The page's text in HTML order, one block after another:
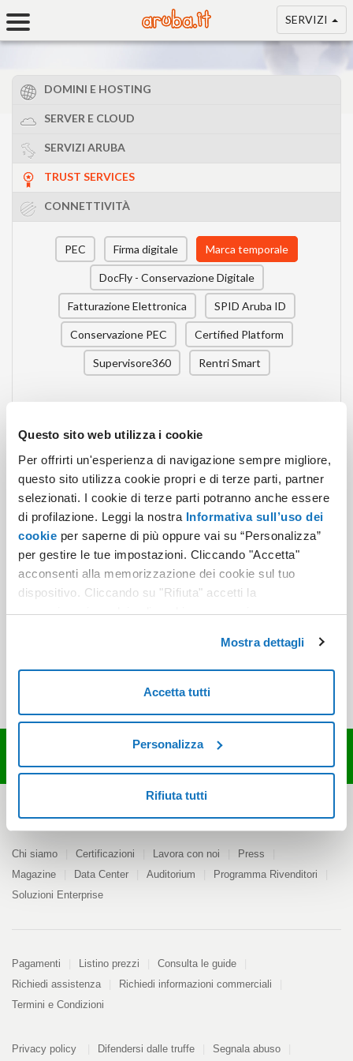
Questo sito web utilizza i cookie
Per offrirti un'esperienza di navigazione sempre migliore,
questo sito utilizza cookie propri e di terze parti, partner
selezionati. I cookie di terze parti potranno anche essere
di profilazione. Leggi la nostra Informativa sull’uso dei
cookie per saperne di più oppure vai su “Personalizza”
per gestire le tue impostazioni. Cliccando "Accetta"
acconsenti alla memorizzazione dei cookie sul tuo
dispositivo. Cliccando su "Rifiuta" accetti la
memorizzazione dei soli cookie necessari.
Mostra dettagli
Accetta tutti
Personalizza
Rifiuta tutti
SERVIZI
DOMINI E HOSTING
SERVER E CLOUD
SERVIZI ARUBA
TRUST SERVICES
CONNETTIVITÀ
PEC Firma digitale Marca temporale
DocFly - Conservazione Digitale
Fatturazione Elettronica SPID Aruba ID
Conservazione PEC Certified Platform
Supervisore360 Rentri Smart
Pacchetto da 150 33 ,00€ + IVA
Pacchetto da 500 95,00€ + IVA
Pacchetto da 2000 300,00
ACQUISTA
Azienda
Chi siamo Certificazioni Lavora con noi
Press
Magazine
Data Center Auditorium
Programma Rivenditori
Soluzioni Enterprise
Pagamenti
Pagamenti Listino prezzi
Consulta le guide
Richiedi assistenza
Richiedi informazioni commerciali
Termini e Condizioni
Informazioni
Privacy policy
PDFDifendersi dalle truffe Segnala abuso